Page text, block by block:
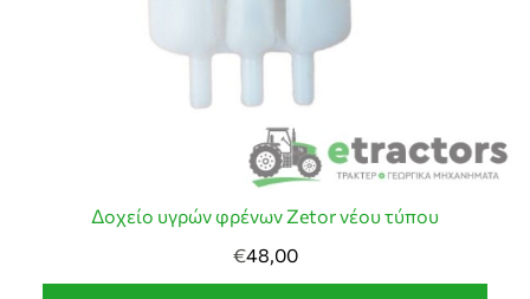
Δοχείο υγρών φρένων Zetor νέου τύπου
€48,00